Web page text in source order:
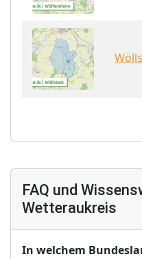
FAQ und
Wetteraukreis
In welchem